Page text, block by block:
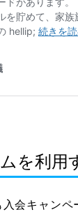
を利用
会キャンペ